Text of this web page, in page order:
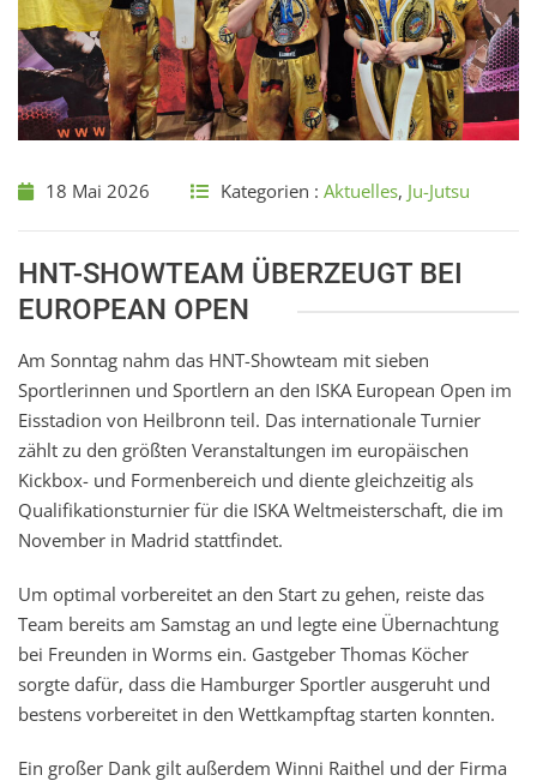
18 Mai 2026 Kategorien : Aktuelles, Ju-Jutsu
HNT-SHOWTEAM ÜBERZEUGT BEI
EUROPEAN OPEN
Am Sonntag nahm das HNT-Showteam mit sieben
Sportlerinnen und Sportlern an den ISKA European Open im
Eisstadion von Heilbronn teil. Das internationale Turnier
zählt zu den größten Veranstaltungen im europäischen
Kickbox- und Formenbereich und diente gleichzeitig als
Qualifikationsturnier für die ISKA Weltmeisterschaft, die im
November in Madrid stattfindet.
Um optimal vorbereitet an den Start zu gehen, reiste das
Team bereits am Samstag an und legte eine Übernachtung
bei Freunden in Worms ein. Gastgeber Thomas Köcher
sorgte dafür, dass die Hamburger Sportler ausgeruht und
bestens vorbereitet in den Wettkampftag starten konnten.
Ein großer Dank gilt außerdem Winni Raithel und der Firma